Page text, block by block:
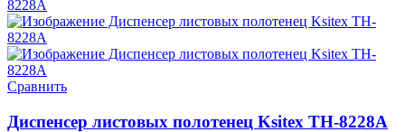
Сравнить
Диспенсер листовых полотенец Ksitex TH-8228A